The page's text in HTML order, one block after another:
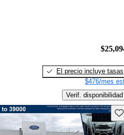
El precio incluye tasas
$476/mes
Verif. disponibilidad